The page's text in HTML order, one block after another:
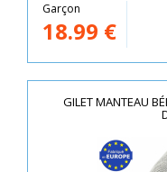
Garçon
18.99 €
GILET MANTEAU